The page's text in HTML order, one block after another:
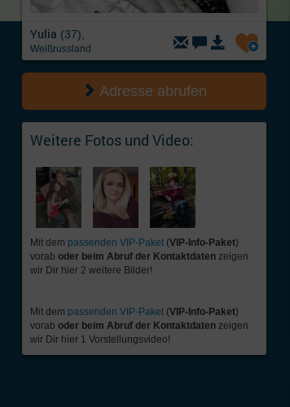
Yulia (37),
Weißrussland
Adresse abrufen
Weitere Fotos und Video:
Mit dem passenden VIP-Paket (VIP-Info-Paket)
vorab oder beim Abruf der Kontaktdaten zeigen
wir Dir hier 2 weitere Bilder!
Mit dem passenden VIP-Paket (VIP-Info-Paket)
vorab oder beim Abruf der Kontaktdaten zeigen
wir Dir hier 1 Vorstellungsvideo!